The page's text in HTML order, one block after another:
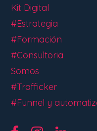
Kit Digital
#Estrategia
#Formación
#Consultoria
Somos
#Trafficker
#Funnel y